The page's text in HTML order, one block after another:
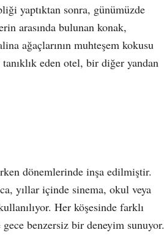
yaptıktan sonra, günümüzde
arasında bulunan konak,
ağaçlarının muhteşem kokusu
eden otel, bir diğer yandan
dönemlerinde inşa edilmiştir.
yıllar içinde sinema, okul veya
Her köşesinde farklı
benzersiz bir deneyim sunuyor.